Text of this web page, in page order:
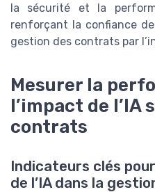
la sécurité et la
renforçant la confiance
gestion des contrats par
Mesurer la
l’impact de l’IA
contrats
Indicateurs clés
de l’IA dans la